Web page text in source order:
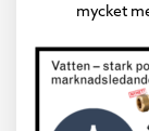
mycket